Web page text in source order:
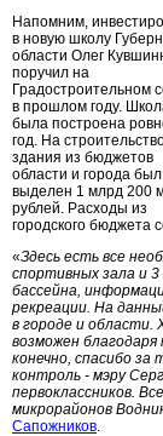
Напомним,
в новую школу
области Олег
поручил на
Градостроительном
в прошлом году.
была построена
год. На
здания из бюджетов
области и города был
выделен 1 млрд 200
рублей. Расходы из
городского бюджета
«Здесь есть все
спортивных зала и
бассейна,
рекреации. На
в городе и
возможен
конечно, спасибо
контроль - мэру
первоклассников.
микрорайонов
Сапожников.